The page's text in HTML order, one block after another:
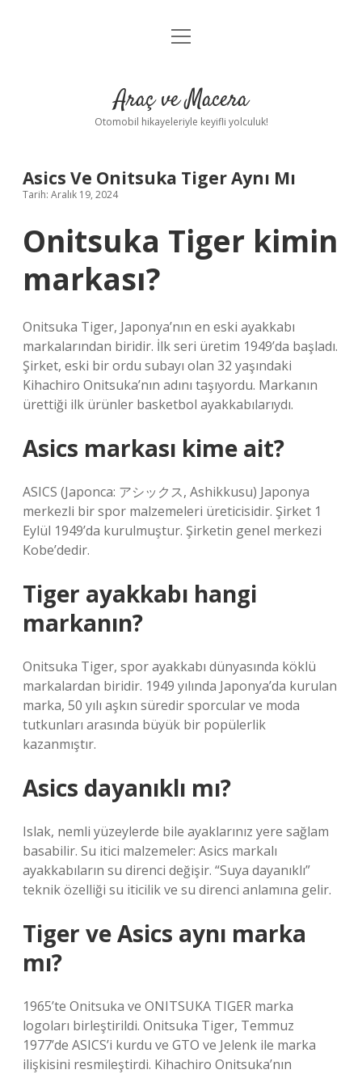
Anasayfa
Yasal Uyarı
menüyü
Araç ve Macera
Otomobil hikayeleriyle keyifli yolculuk!
Asics Ve Onitsuka Tiger Aynı Mı
Tarih: Aralık 19, 2024
Onitsuka Tiger kimin
markası?
Onitsuka Tiger, Japonya’nın en eski ayakkabı
markalarından biridir. İlk seri üretim 1949’da başladı.
Şirket, eski bir ordu subayı olan 32 yaşındaki
Kihachiro Onitsuka’nın adını taşıyordu. Markanın
ürettiği ilk ürünler basketbol ayakkabılarıydı.
Asics markası kime ait?
ASICS (Japonca: アシックス, Ashikkusu) Japonya
merkezli bir spor malzemeleri üreticisidir. Şirket 1
Eylül 1949’da kurulmuştur. Şirketin genel merkezi
Kobe’dedir.
Tiger ayakkabı hangi
markanın?
Onitsuka Tiger, spor ayakkabı dünyasında köklü
markalardan biridir. 1949 yılında Japonya’da kurulan
marka, 50 yılı aşkın süredir sporcular ve moda
tutkunları arasında büyük bir popülerlik
kazanmıştır.
Asics dayanıklı mı?
Islak, nemli yüzeylerde bile ayaklarınız yere sağlam
basabilir. Su itici malzemeler: Asics markalı
ayakkabıların su direnci değişir. “Suya dayanıklı”
teknik özelliği su iticilik ve su direnci anlamına gelir.
Tiger ve Asics aynı marka
mı?
1965’te Onitsuka ve ONITSUKA TIGER marka
logoları birleştirildi. Onitsuka Tiger, Temmuz
1977’de ASICS’i kurdu ve GTO ve Jelenk ile marka
ilişkisini resmileştirdi. Kihachiro Onitsuka’nın